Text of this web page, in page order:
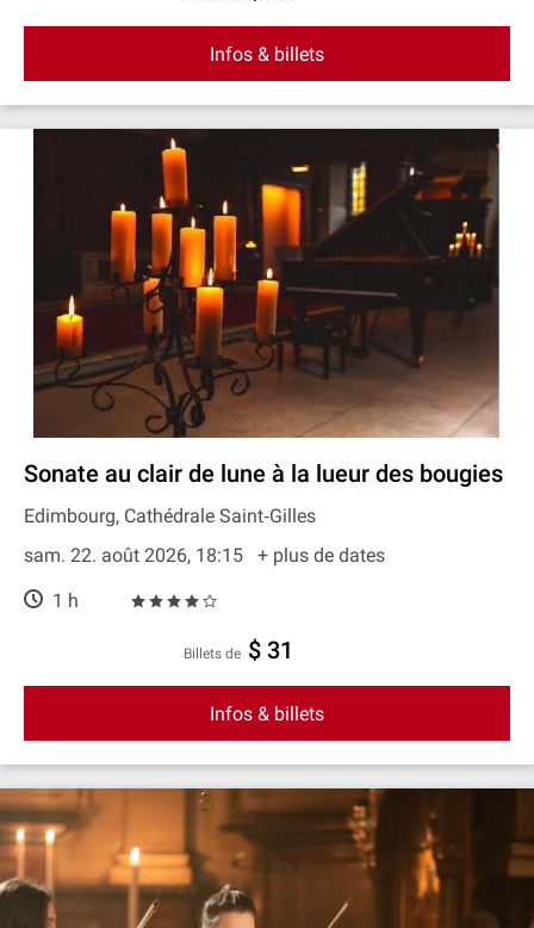
Infos & billets
Sonate au clair de lune à la lueur des bougies
Edimbourg, Cathédrale Saint‐Gilles
sam. 22. août 2026, 18:15
+ plus de dates
1 h
Billets de $ 31
Infos & billets